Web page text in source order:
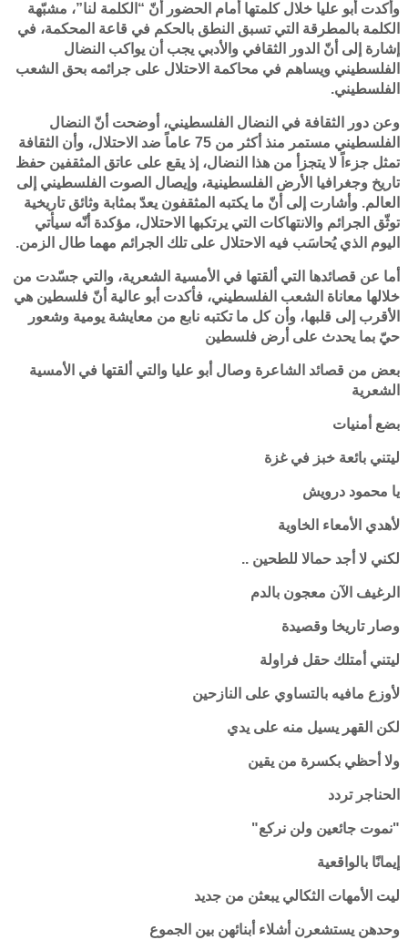
وأكدت أبو عليا خلال كلمتها أمام الحضور أنّ “الكلمة لنا”، مشبّهة
الكلمة بالمطرقة التي تسبق النطق بالحكم في قاعة المحكمة، في
إشارة إلى أنّ الدور الثقافي والأدبي يجب أن يواكب النضال
الفلسطيني ويساهم في محاكمة الاحتلال على جرائمه بحق الشعب
الفلسطيني.
وعن دور الثقافة في النضال الفلسطيني، أوضحت أنّ النضال
الفلسطيني مستمر منذ أكثر من 75 عاماً ضد الاحتلال، وأن الثقافة
تمثل جزءاً لا يتجزأ من هذا النضال، إذ يقع على عاتق المثقفين حفظ
تاريخ وجغرافيا الأرض الفلسطينية، وإيصال الصوت الفلسطيني إلى
العالم. وأشارت إلى أنّ ما يكتبه المثقفون يعدّ بمثابة وثائق تاريخية
توثّق الجرائم والانتهاكات التي يرتكبها الاحتلال، مؤكدة أنّه سيأتي
اليوم الذي يُحاسَب فيه الاحتلال على تلك الجرائم مهما طال الزمن.
أما عن قصائدها التي ألقتها في الأمسية الشعرية، والتي جسّدت من
خلالها معاناة الشعب الفلسطيني، فأكدت أبو عالية أنّ فلسطين هي
الأقرب إلى قلبها، وأن كل ما تكتبه نابع من معايشة يومية وشعور
حيّ بما يحدث على أرض فلسطين
بعض من قصائد الشاعرة وصال أبو عليا والتي ألقتها في الأمسية
الشعرية
بضع أمنيات
ليتني بائعة خبز في غزة
يا محمود درويش
لأهدي الأمعاء الخاوية
لكني لا أجد حمالا للطحين ..
الرغيف الآن معجون بالدم
وصار تاريخا وقصيدة
ليتني أمتلك حقل فراولة
لأوزع مافيه بالتساوي على النازحين
لكن القهر يسيل منه على يدي
ولا أحظي بكسرة من يقين
الحناجر تردد
"نموت جائعين ولن نركع"
إيمانًا بالواقعية
ليت الأمهات الثكالي يبعثن من جديد
وحدهن يستشعرن أشلاء أبنائهن بين الجموع